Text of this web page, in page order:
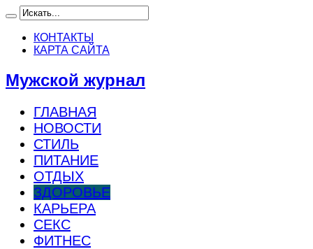
КОНТАКТЫ
КАРТА САЙТА
Мужской журнал
ГЛАВНАЯ
НОВОСТИ
СТИЛЬ
ПИТАНИЕ
ОТДЫХ
ЗДОРОВЬЕ
КАРЬЕРА
СЕКС
ФИТНЕС